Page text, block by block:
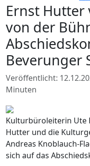
Ernst Hutter
von der
Beverunger
Veröffentlicht:
Minuten
Kulturbüroleiterin Ute
Hutter und die
Andreas Knoblauch-
sich auf das